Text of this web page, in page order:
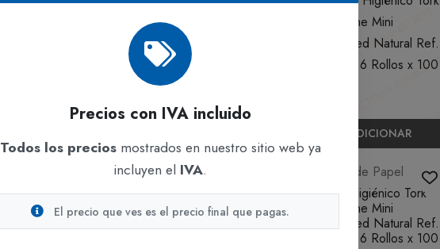
Paño de Limpieza Tork
Resistente a los Olores
Azul Ref 74312 x 10
Toallas de Papel
Toalla Manos Blanca
Tork Ref. 73669 x 6
Rollos x120 m/Rollo
ADICIONAR
Toallas de Papel
Papel Higiénico Tork
SmartOne Mini
Advanced Natural Ref.
71612 x 6 Rollos x 100
Precios con IVA incluido
Todos los preciosmostrados en nuestro sitio web ya
incluyen el IVA.
El precio que ves es el precio final que pagas.